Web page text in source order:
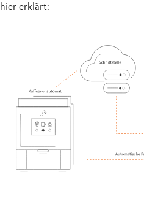
hier erklärt: